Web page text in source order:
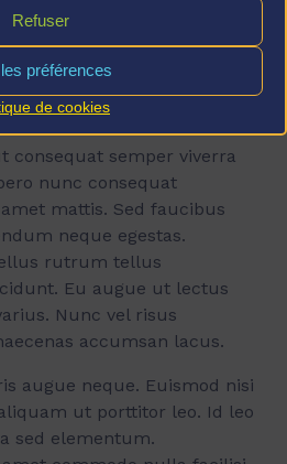
Refuser
préférences
de cookies
at elementum eu facilisis
lectus mauris ultrices eros
felis eget velit aliquet
mattis aliquam faucibus.
consequat semper viverra
nunc consequat
mattis. Sed faucibus
neque egestas.
rutrum tellus
Eu augue ut lectus
Nunc vel risus
accumsan lacus.
augue neque. Euismod nisi
ut porttitor leo. Id leo
sed elementum.